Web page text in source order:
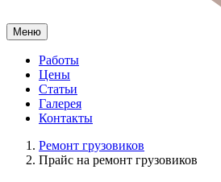
Меню
Работы
Цены
Статьи
Галерея
Контакты
Ремонт грузовиков
Прайс на ремонт грузовиков